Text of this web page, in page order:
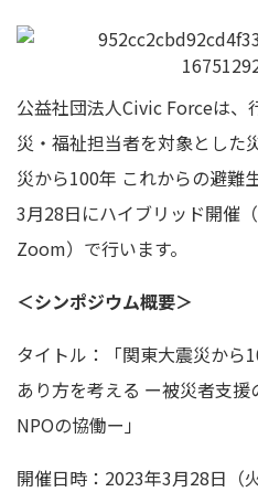
公益社団法人Civic Forceは、
災・福祉担当者を対象とした
災から100年 これからの避難
3月28日にハイブリッド開催
Zoom）で行います。
＜シンポジウム概要＞
タイトル：「関東大震災から
あり方を考える ー被災者支援
NPOの協働ー」
開催日時：2023年3月28日（